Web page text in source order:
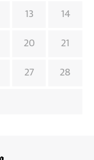
13 14
20 21
27 28